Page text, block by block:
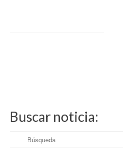
Buscar noticia:
Buscar
por: